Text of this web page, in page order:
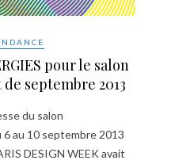
pour le salon
septembre 2013
du salon
au 10 septembre 2013
DESIGN WEEK avait